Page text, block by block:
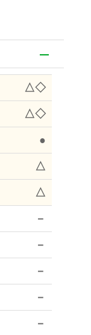
△◇
△◇
●
△
△
－
－
－
－
－